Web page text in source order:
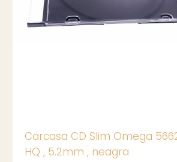
Carcasa CD Slim Omega
HQ , 5.2mm , neagra